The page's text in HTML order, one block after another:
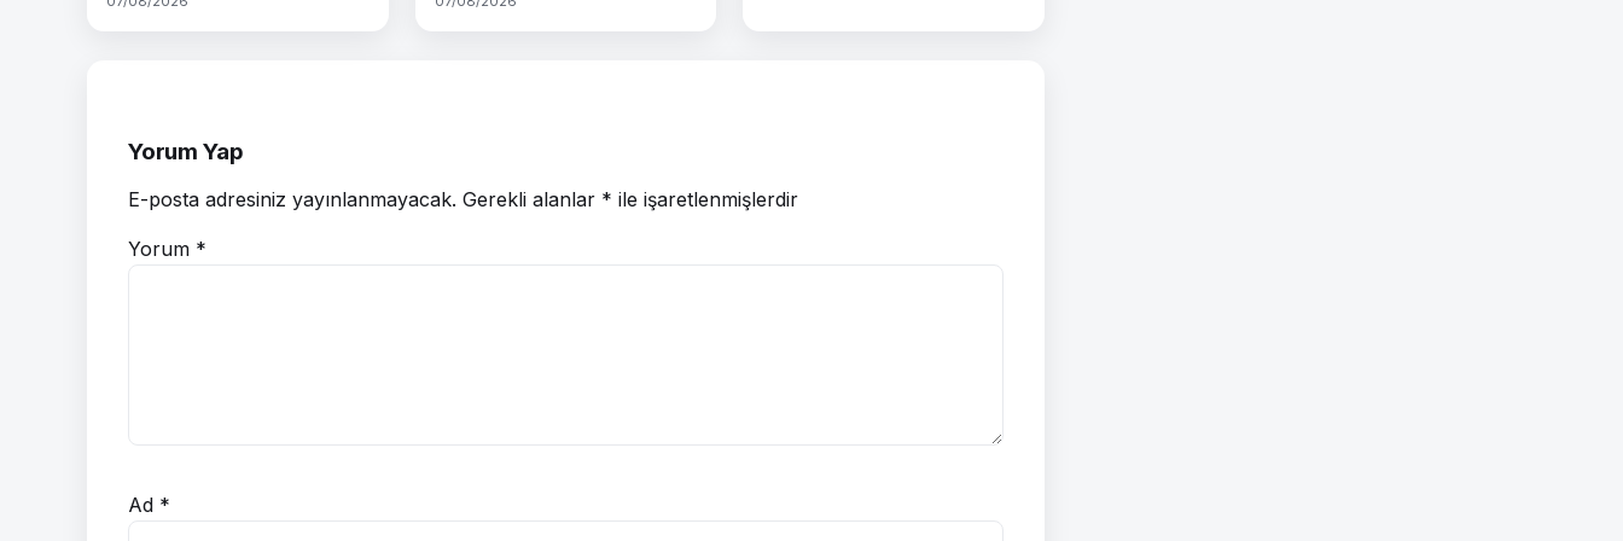
Yorum Yap
E-posta adresiniz yayınlanmayacak. Gerekli alanlar * ile işaretlenmişlerdir
Yorum *
Ad *